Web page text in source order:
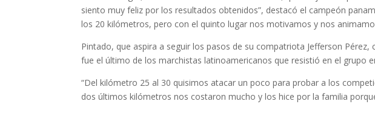
siento muy feliz por los resultados obtenidos”, destacó el campeón
los 20 kilómetros, pero con el quinto lugar nos motivamos y nos
Pintado, que aspira a seguir los pasos de su compatriota Jefferson
fue el último de los marchistas latinoamericanos que resistió en el grupo
“Del kilómetro 25 al 30 quisimos atacar un poco para probar a los
dos últimos kilómetros nos costaron mucho y los hice por la familia